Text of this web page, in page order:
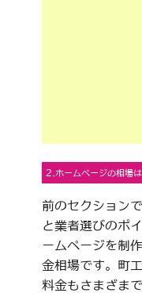
2.ホームページの相場は
前のセクション
と業者選びのポ
ームページを制
金相場です。町
料金もさまざま